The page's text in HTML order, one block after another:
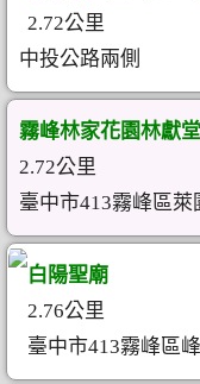
2.72公里
中投公路兩側
霧峰林家花園林獻
2.72公里
臺中市413霧峰區
白陽聖廟
2.76公里
臺中市413霧峰區